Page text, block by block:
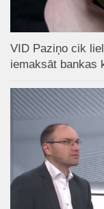
VID Paziņo cik
iemaksāt bankas